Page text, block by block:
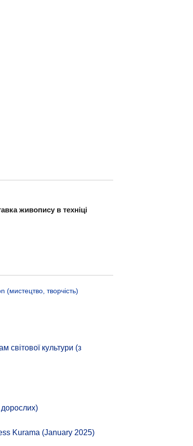
живопису в техніці
творчість)
світової культури (з
дорослих)
Kurama (January 2025)